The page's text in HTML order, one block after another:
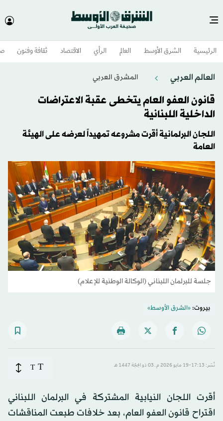
الرئيسية الشرق الأوسط​ العالم الرأي الاقتصاد ثقافة وفنون
العالم العربي المشرق العربي
قانون العفو العام يتخطى عقبة الاعتراضات
الداخلية اللبنانية
اللجان البرلمانية أقرت مشروعه تمهيداً لعرضه على الهيئة
العامة
جلسة للبرلمان اللبناني (الوكالة الوطنية للإعلام)
بيروت:«الشرق الأوسط»
نُشر: 17:13-19 مايو 2026 م ـ 03 ذو الحِجّة 1447 هـ T
T
أقرت اللجان النيابية المشتركة في البرلمان اللبناني
اقتراح قانون العفو العام، بعد خلافات طبعت المناقشات